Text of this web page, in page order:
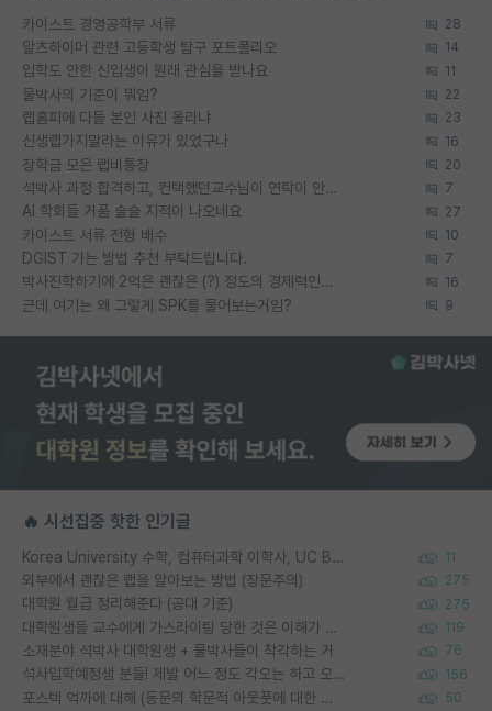
카이스트 경영공학부 서류 28
알츠하이머 관련 고등학생 탐구 포트폴리오 14
입학도 안한 신입생이 원래 관심을 받나요 11
물박사의 기준이 뭐임? 22
랩홈피에 다들 본인 사진 올리냐 23
신생랩가지말라는 이유가 있었구나 16
장학금 모은 랩비통장 20
석박사 과정 합격하고, 컨택했던교수님이 연락이 안됩니다... 7
AI 학회들 거품 슬슬 지적이 나오네요 27
카이스트 서류 전형 배수 10
DGIST 가는 방법 추천 부탁드립니다. 7
박사진학하기에 2억은 괜찮은 (?) 정도의 경제력인가요 16
근데 여기는 왜 그렇게 SPK를 물어보는거임? 9
🔥 시선집중 핫한 인기글
Korea University 수학, 컴퓨터과학 이학사, UC Berkeley 산업공학 대학원 공학박사가 되는 것은 쉽지 않겠죠? 11
외부에서 괜찮은 랩을 알아보는 방법 (장문주의) 275
대학원 월급 정리해준다 (공대 기준) 275
대학원생들 교수에게 가스라이팅 당한 것은 이해가 갑니다. 안타깝네요. 119
소재분야 석박사 대학원생 + 물박사들이 착각하는 거 76
석사입학예정생 분들! 제발 어느 정도 각오는 하고 오세요. 156
포스텍 억까에 대해 (동문의 학문적 아웃풋에 대한 반박) 50